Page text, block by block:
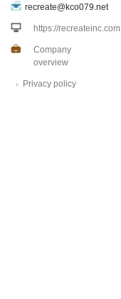
recreate@kco079.net
https://recreateinc.com
Company
overview
Privacy policy